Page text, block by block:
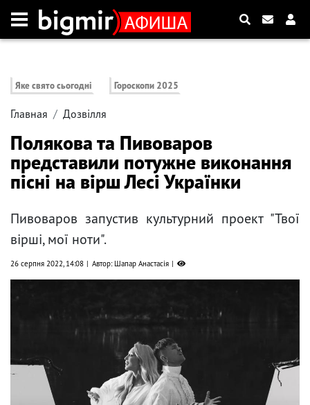
Яке свято сьогодні Гороскопи 2025
Главная Дозвілля
Полякова та Пивоваров
представили потужне виконання
пісні на вірш Лесі Українки
Пивоваров запустив культурний проект "Твої
вірші, мої ноти".
26 серпня 2022, 14:08 Автор: Шапар Анастасія